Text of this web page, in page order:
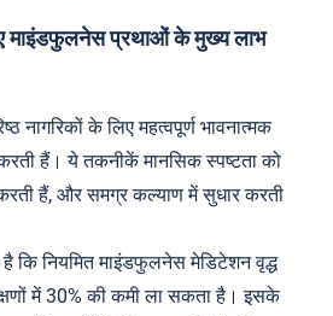
माइंडफुलनेस प्रथाओं के मुख्य लाभ
नागरिकों के लिए महत्वपूर्ण भावनात्मक
हैं। ये तकनीकें मानसिक स्पष्टता को
हैं, और समग्र कल्याण में सुधार करती
कि नियमित माइंडफुलनेस मेडिटेशन वृद्ध
में 30% की कमी ला सकता है। इसके